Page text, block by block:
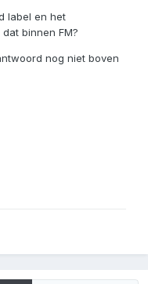
label en het
binnen FM?
nog niet boven